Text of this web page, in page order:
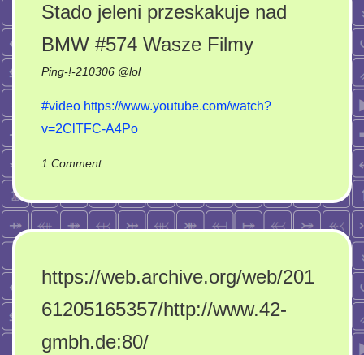
Stado jeleni przeskakuje nad
BMW #574​ Wasze Filmy
Ping-!-210306 @lol
#video https://www.youtube.com/watch?
v=2ClTFC-A4Po
1 Commenton
jeleni
przeskakuje
#574​
Wasze
https://web.archive.org/web/201
61205165357/http://www.42-
gmbh.de:80/